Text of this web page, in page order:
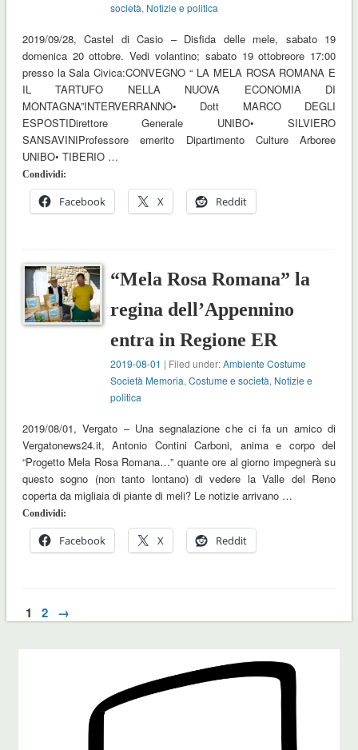
società, Notizie e politica
2019/09/28, Castel di Casio – Disfida delle mele, sabato 19
domenica 20 ottobre. Vedi volantino; sabato 19 ottobreore 17:00
presso la Sala Civica:CONVEGNO “ LA MELA ROSA ROMANA E
IL TARTUFO NELLA NUOVA ECONOMIA DI
MONTAGNA”INTERVERRANNO• Dott MARCO DEGLI
ESPOSTIDirettore Generale UNIBO• SILVIERO
SANSAVINIProfessore emerito Dipartimento Culture Arboree
UNIBO• TIBERIO …
Condividi:
Facebook X Reddit
“Mela Rosa Romana” la
regina dell’Appennino
entra in Regione ER
2019-08-01 | Filed under:Ambiente Costume
Società Memoria,Costume e società, Notizie e
politica
2019/08/01, Vergato – Una segnalazione che ci fa un amico di
Vergatonews24.it, Antonio Contini Carboni, anima e corpo del
“Progetto Mela Rosa Romana…” quante ore al giorno impegnerà su
questo sogno (non tanto lontano) di vedere la Valle del Reno
coperta da migliaia di piante di meli? Le notizie arrivano …
Condividi:
Facebook X Reddit
1 2 →